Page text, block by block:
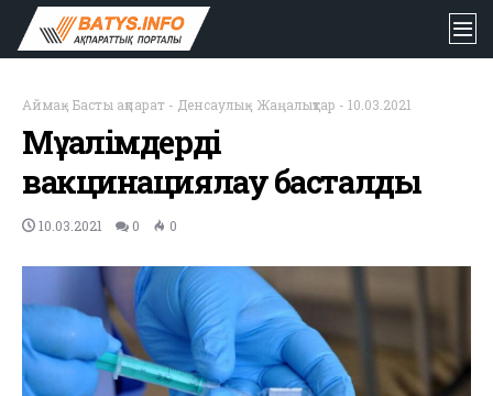
Аймақ- Басты ақпарат - Денсаулық- Жаңалықтар - 10.03.2021
Мұғалімдерді
вакцинациялау басталды
10.03.2021 0 0